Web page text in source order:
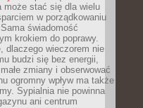
może stać się dla wielu
w porządkowaniu
świadomość
krokiem do poprawy.
dlaczego wieczorem nie
budzi się bez energii,
zmiany i obserwować
ogromny wpływ ma także
Sypialnia nie powinna
ani centrum